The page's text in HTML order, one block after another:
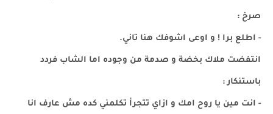
صرخ :
- اطلع برا ! و اوعى اشوفك هنا تاني.
انتفضت ملاك بخضة و صدمة من وجوده اما الشاب فردد
باستنكار :
- انت مين يا روح امك و ازاي تتجرأ تكلمني كده مش عارف انا